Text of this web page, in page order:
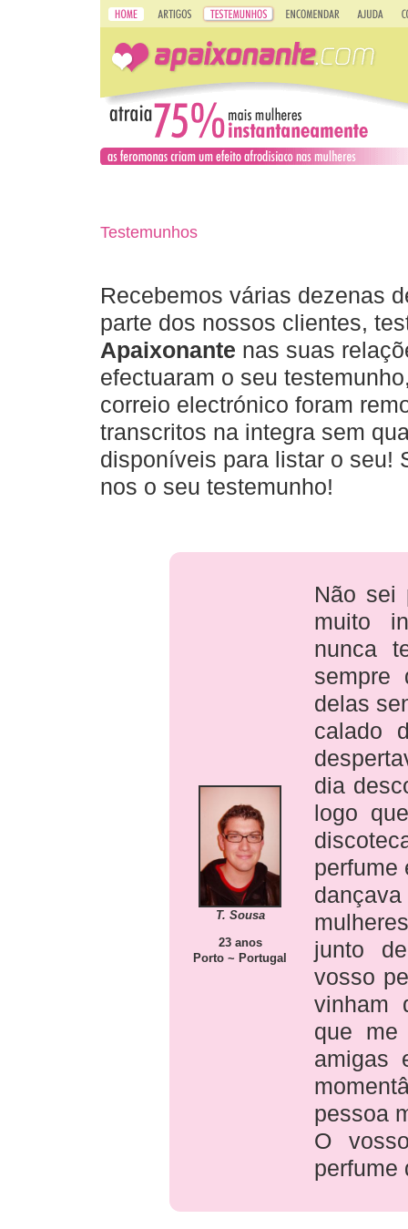
Testemunhos
Recebemos várias dezenas
parte dos nossos clientes,
Apaixonante nas suas
efectuaram o seu
correio electrónico foram
transcritos na integra sem
disponíveis para listar o seu!
nos o seu testemunho!
T. Sousa
23 anos
Porto ~ Portugal
Não sei
muito
nunca
sempre
delas
calado
dia
logo
perfume
junto
vosso
vinham
que me
amigas
pessoa
O
perfume